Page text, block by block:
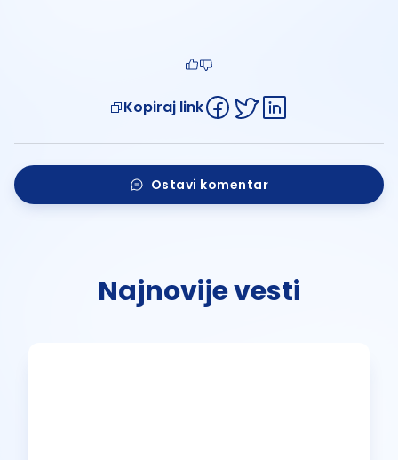
Kopiraj link
Ostavi komentar
Najnovije vesti